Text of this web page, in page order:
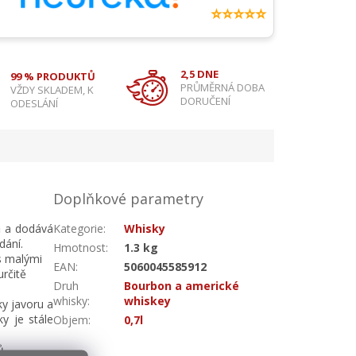
⭐⭐⭐⭐⭐
99 % PRODUKTŮ
VŽDY SKLADEM, K
ODESLÁNÍ
2,5 DNE
PRŮMĚRNÁ DOBA
DORUČENÍ
a dodává
malými
javoru a
je stále
Doplňkové parametry
Kategorie:
Whisky
Hmotnost:
1.3 kg
EAN:
5060045585912
Druh
whisky:
Bourbon a americké
whiskey
Objem: 0,7l